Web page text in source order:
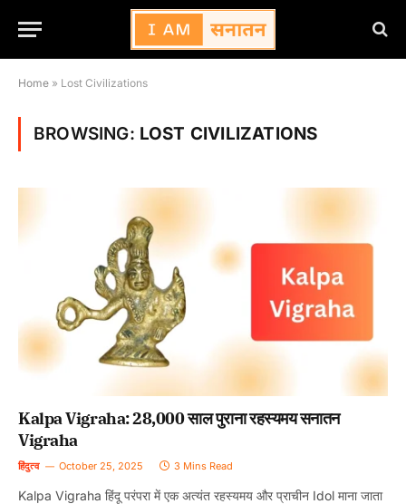
Home » Lost Civilizations
BROWSING: LOST CIVILIZATIONS
Kalpa Vigraha: 28,000 साल पुराना रहस्यमय सनातन
Vigraha
हिंदुत्व October 25, 2025 3 Mins Read
Kalpa Vigraha हिंदू परंपरा में एक अत्यंत रहस्यमय और प्राचीन Idol माना जाता